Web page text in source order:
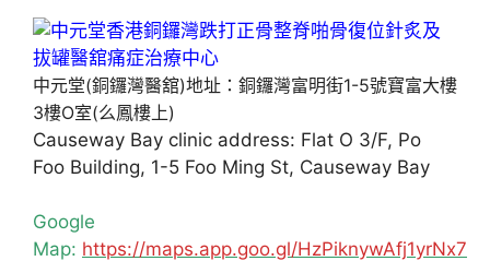
中元堂(銅鑼灣醫舘)地址：銅鑼灣富明街1-5號寶富大樓
3樓O室(么鳳樓上)
Causeway Bay clinic address: Flat O 3/F, Po
Foo Building, 1-5 Foo Ming St, Causeway Bay
Google
Map: https://maps.app.goo.gl/HzPiknywAfj1yrNx7